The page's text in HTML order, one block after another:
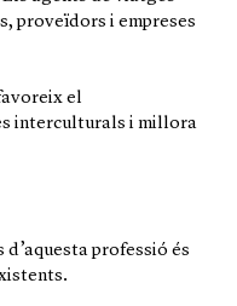
proveïdors i empreses
el
interculturals i millora
professió és